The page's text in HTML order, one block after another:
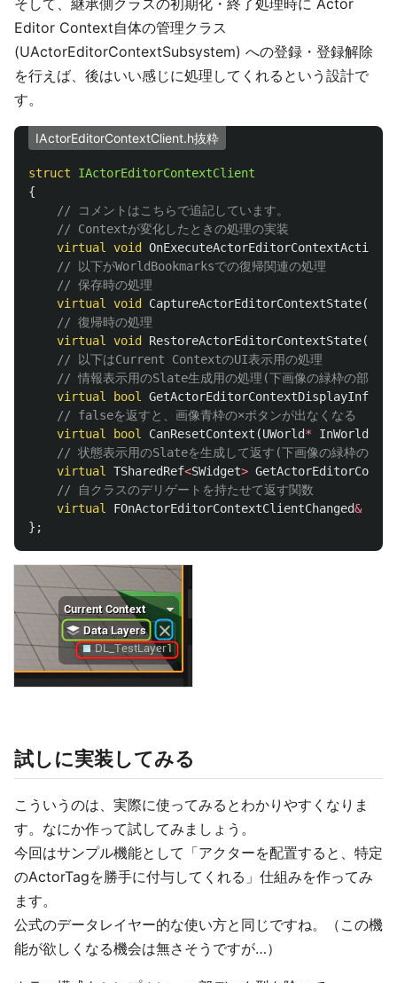
Editor Context自体の管理クラス
(UActorEditorContextSubsystem) への登録・登録解除
を行えば、後はいい感じに処理してくれるという設計で
す。
IActorEditorContextClient.h抜粋
struct
IActorEditorContextClient
{
// コメントはこちらで追記しています。
// Contextが変化したときの処理の実装
virtual
void OnExecuteActorEditorContextAction
// 以下がWorldBookmarksでの復帰関連の処理
// 保存時の処理
virtual
void CaptureActorEditorContextState(
// 復帰時の処理
virtual
void RestoreActorEditorContextState(
// 以下はCurrent ContextのUI表示用の処理
// 情報表示用のSlate生成用の処理(下画像の緑枠の部分
virtual
bool GetActorEditorContextDisplayInfo
// falseを返すと、画像青枠の×ボタンが出なくなる
virtual
bool CanResetContext (UWorld* InWorld
// 状態表示用のSlateを生成して返す(下画像の緑枠の部
virtual
TSharedRef<SWidget>
// 自クラスのデリゲートを持たせて返す関数
virtual
FOnActorEditorContextClientChanged&
};
試しに実装してみる
こういうのは、実際に使ってみるとわかりやすくなりま
す。なにか作って試してみましょう。
今回はサンプル機能として「アクターを配置すると、特定
のActorTagを勝手に付与してくれる」仕組みを作ってみ
ます。
公式のデータレイヤー的な使い方と同じですね。（この機
能が欲しくなる機会は無さそうですが…）